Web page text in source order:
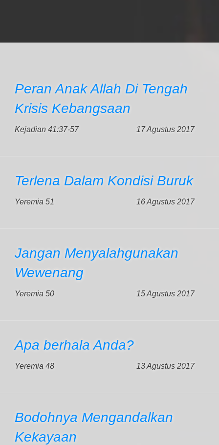
Peran Anak Allah Di Tengah
Krisis Kebangsaan
Kejadian 41:37-57 17 Agustus 2017
Terlena Dalam Kondisi Buruk
Yeremia 51 16 Agustus 2017
Jangan Menyalahgunakan
Wewenang
Yeremia 50 15 Agustus 2017
Apa berhala Anda?
Yeremia 48 13 Agustus 2017
Bodohnya Mengandalkan
Kekayaan